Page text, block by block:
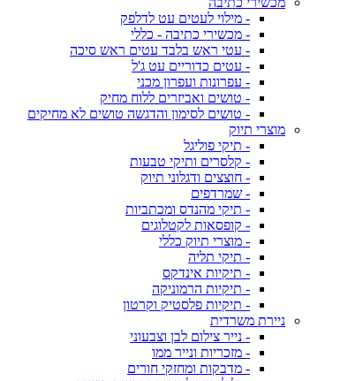
- מילוי לעטים עט לדלפק
- מכשירי כתיבה - כללי
- עטי ראש בלבד עטים ראש סיכה
- עטים כדוריים עט ג'ל
- עפרונות ועפרון מכני
- טושים ואביזרים ללוח מחיק
- טושים לסימון והדגשה טושים לא מחיקים
מוצרי תיוק
- תיקי פוליגל
- קלסרים ותיקי טבעות
- חוצצים ודגלוני תיוק
- שמרדפים
- תיקי מהנדס ומכתביות
- קופסאות לקטלוגים
- מוצרי תיוק כללי
- תיקי תליה
- תיקיות אינדקס
- תיקיות הרמוניקה
- תיקיות פלסטיק וקרטון
ניירת משרדית
- נייר צילום לבן וצבעוני
- מזכריות ונייר ממו
- מדבקות ומחזקי חורים